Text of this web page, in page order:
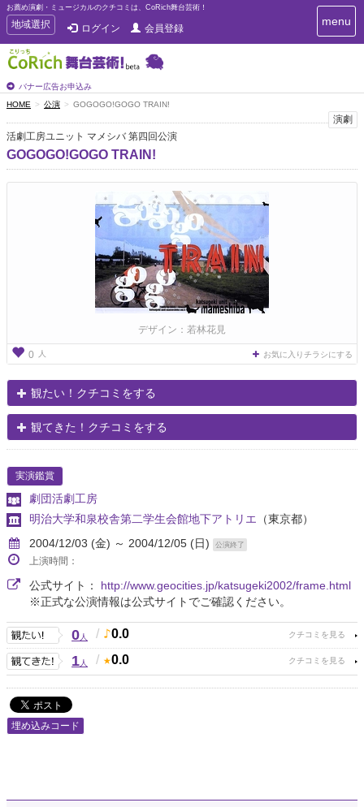
お薦め演劇・ミュージカルのクチコミは、CoRich舞台芸術！
T
o
g
g
e
n
a
v
i
g
地域選択 ログイン 会員登録
バナー広告お申込み
T
o
i
g
menu
HOME 公演 GOGOGO!GOGO TRAIN!
演劇
活劇工房ユニット マメシバ 第四回公演
GOGOGO!GOGO TRAIN!
デザイン：若林花見
0 人 お気に入りチラシにする
観たい！クチコミをする
観てきた！クチコミをする
実演鑑賞
劇団活劇工房
明治大学和泉校舎第二学生会館地下アトリエ （東京都）
2004/12/03 (金) ～ 2004/12/05 (日)
公演終了
上演時間：
公式サイト： http://www.geocities.jp/katsugeki2002/frame.html
※正式な公演情報は公式サイトでご確認ください。
0人 / 0.0
1人 / 0.0
埋め込みコード